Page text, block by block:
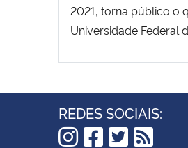
2021, torna público o
Universidade Federal
REDES SOCIAIS: